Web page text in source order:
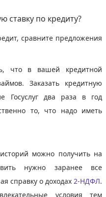
ставку по кредиту?
сравните предложения
что в вашей кредитной
Заказать кредитную
Госуслуг два раза в год
то, что надо иметь
можно получить на
нужно заранее все
справку о доходах 2-НДФЛ.
условия тем